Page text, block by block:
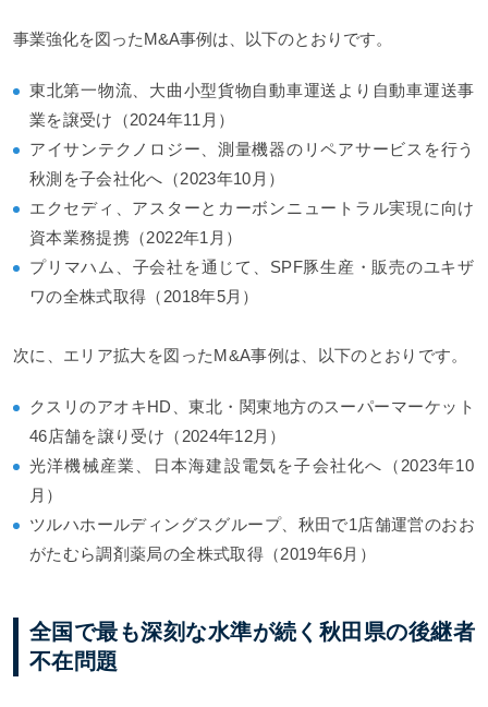
事業強化を図ったM&A事例は、以下のとおりです。
東北第一物流、大曲小型貨物自動車運送より自動車運送事
業を譲受け（2024年11月）
アイサンテクノロジー、測量機器のリペアサービスを行う
秋測を子会社化へ（2023年10月）
エクセディ、アスターとカーボンニュートラル実現に向け
資本業務提携（2022年1月）
プリマハム、子会社を通じて、SPF豚生産・販売のユキザ
ワの全株式取得（2018年5月）
次に、エリア拡大を図ったM&A事例は、以下のとおりです。
クスリのアオキHD、東北・関東地方のスーパーマーケット
46店舗を譲り受け（2024年12月）
光洋機械産業、日本海建設電気を子会社化へ（2023年10
月）
ツルハホールディングスグループ、秋田で1店舗運営のおお
がたむら調剤薬局の全株式取得（2019年6月）
全国で最も深刻な水準が続く秋田県の後継者
不在問題